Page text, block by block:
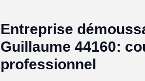
Entreprise
Guillaume 44160:
professionnel